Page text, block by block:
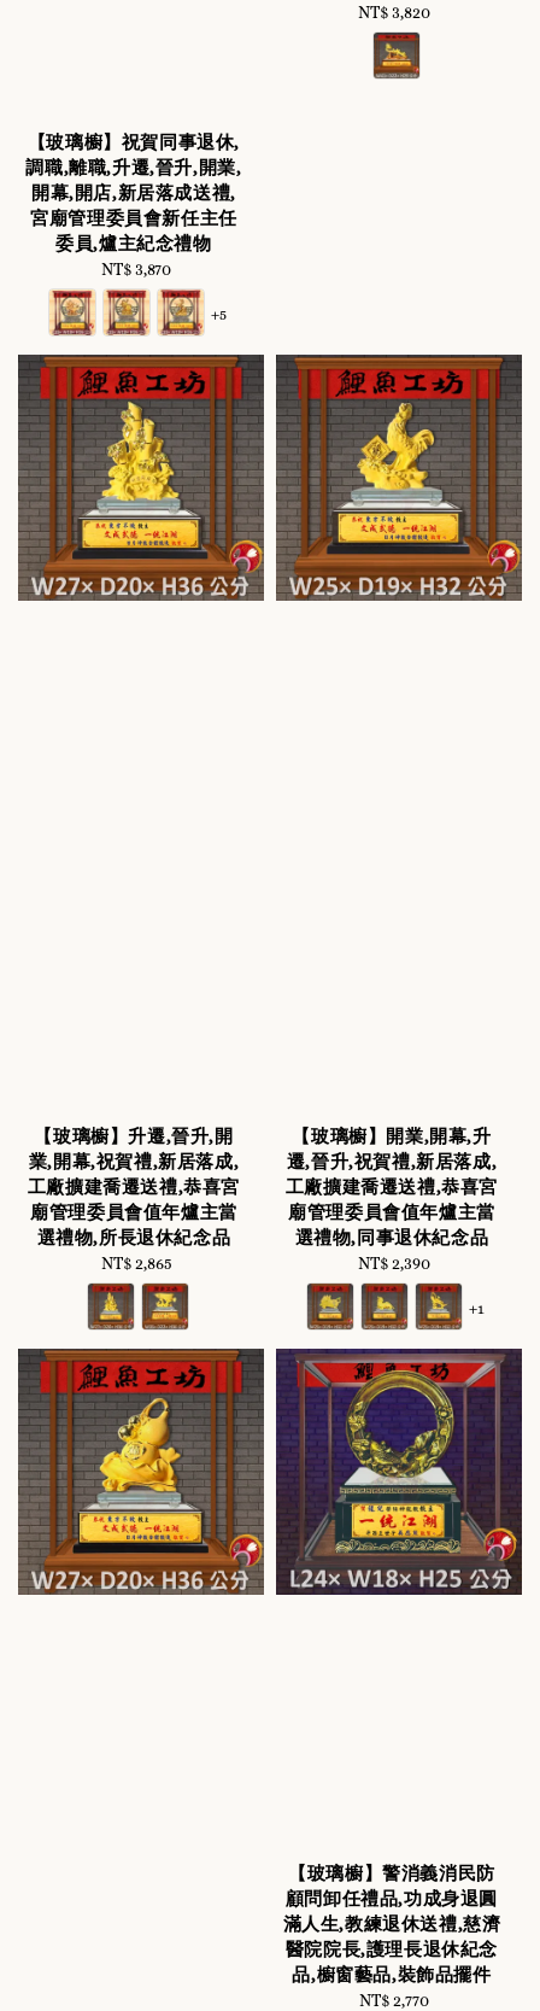
【玻璃櫥】祝賀同事退休,
調職,離職,升遷,晉升,開業,
開幕,開店,新居落成送禮,
宮廟管理委員會新任主任
委員,爐主紀念禮物
Regular
price
NT$ 3,870
+5
Regular
price
NT$ 3,820
【玻璃櫥】升遷,晉升,開
業,開幕,祝賀禮,新居落成,
工廠擴建喬遷送禮,恭喜宮
廟管理委員會值年爐主當
選禮物,所長退休紀念品
Regular
price
NT$ 2,865
【玻璃櫥】開業,開幕,升
遷,晉升,祝賀禮,新居落成,
工廠擴建喬遷送禮,恭喜宮
廟管理委員會值年爐主當
選禮物,同事退休紀念品
Regular
price
NT$ 2,390
+1
【玻璃櫥】警消義消民防
顧問卸任禮品,功成身退圓
滿人生,教練退休送禮,慈濟
醫院院長,護理長退休紀念
品,櫥窗藝品,裝飾品擺件
Regular
NT$ 2,770